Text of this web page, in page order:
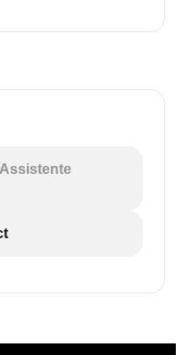
Assistente